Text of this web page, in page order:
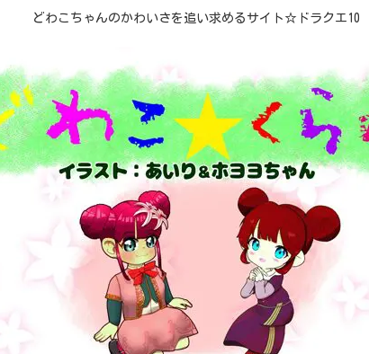
どわこちゃんのかわいさを追い求めるサイト☆ドラクエ10